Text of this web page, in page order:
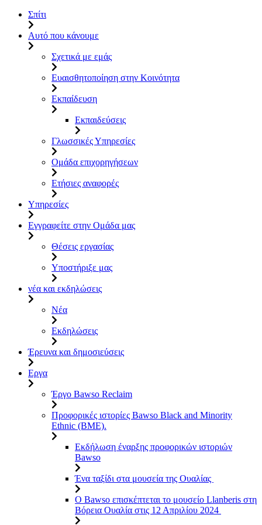
Σπίτι
Αυτό που κάνουμε
Σχετικά με εμάς
Ευαισθητοποίηση στην Κοινότητα
Εκπαίδευση
Εκπαιδεύσεις
Γλωσσικές Υπηρεσίες
Ομάδα επιχορηγήσεων
Ετήσιες αναφορές
Υπηρεσίες
Εγγραφείτε στην Ομάδα μας
Θέσεις εργασίας
Υποστήριξε μας
νέα και εκδηλώσεις
Νέα
Εκδηλώσεις
Έρευνα και δημοσιεύσεις
Εργα
Έργο Bawso Reclaim
Προφορικές ιστορίες Bawso Black and Minority
Ethnic (BME).
Εκδήλωση έναρξης προφορικών ιστοριών
Bawso
Ένα ταξίδι στα μουσεία της Ουαλίας
Ο Bawso επισκέπτεται το μουσείο Llanberis στη
Βόρεια Ουαλία στις 12 Απριλίου 2024